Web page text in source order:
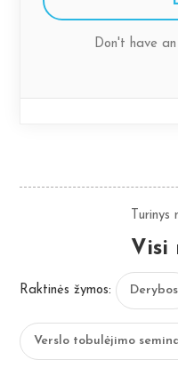
Don't have
Turinys
Visi
Raktinės žymos: Derybos
Verslo tobulėjimo